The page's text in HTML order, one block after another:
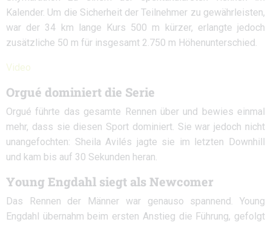
Kalender. Um die Sicherheit der Teilnehmer zu gewährleisten,
war der 34 km lange Kurs 500 m kürzer, erlangte jedoch
zusätzliche 50 m für insgesamt 2.750 m Höhenunterschied.
Video
Orgué dominiert die Serie
Orgué führte das gesamte Rennen über und bewies einmal
mehr, dass sie diesen Sport dominiert. Sie war jedoch nicht
unangefochten: Sheila Avilés jagte sie im letzten Downhill
und kam bis auf 30 Sekunden heran.
Young Engdahl siegt als Newcomer
Das Rennen der Männer war genauso spannend. Young
Engdahl übernahm beim ersten Anstieg die Führung, gefolgt